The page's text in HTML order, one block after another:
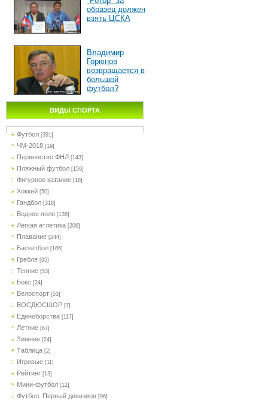
образец должен
взять ЦСКА
Владимир
Горюнов
возвращается в
большой
футбол?
ВИДЫ СПОРТА
Футбол [391]
ЧМ-2018 [19]
Первенство ФНЛ [143]
Пляжный футбол [159]
Фигурное катание [18]
Хоккей [50]
Гандбол [318]
Водное поло [138]
Легкая атлетика [206]
Плавание [244]
Баскетбол [166]
Гребля [95]
Теннис [53]
Бокс [24]
Велоспорт [53]
ВОСДЮСШОР [7]
Единоборства [117]
Летние [67]
Зимние [24]
Таблица [2]
Игровые [11]
Рейтинг [13]
Мини-футбол [12]
Футбол. Первый дивизион [96]